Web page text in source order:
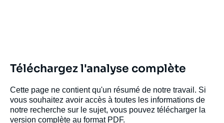
Téléchargez l'analyse complète
Cette page ne contient qu'un résumé de notre travail. Si
vous souhaitez avoir accès à toutes les informations de
notre recherche sur le sujet, vous pouvez télécharger la
version complète au format PDF.